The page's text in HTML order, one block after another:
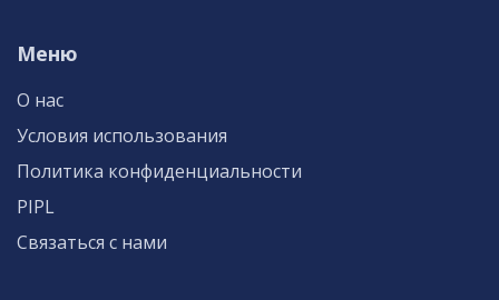
Меню
О нас
Условия использования
Политика конфиденциальности
PIPL
Связаться с нами